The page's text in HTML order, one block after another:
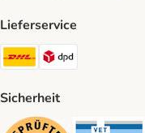
Lieferservice
DHL Shipping Method
Sicherheit
Security